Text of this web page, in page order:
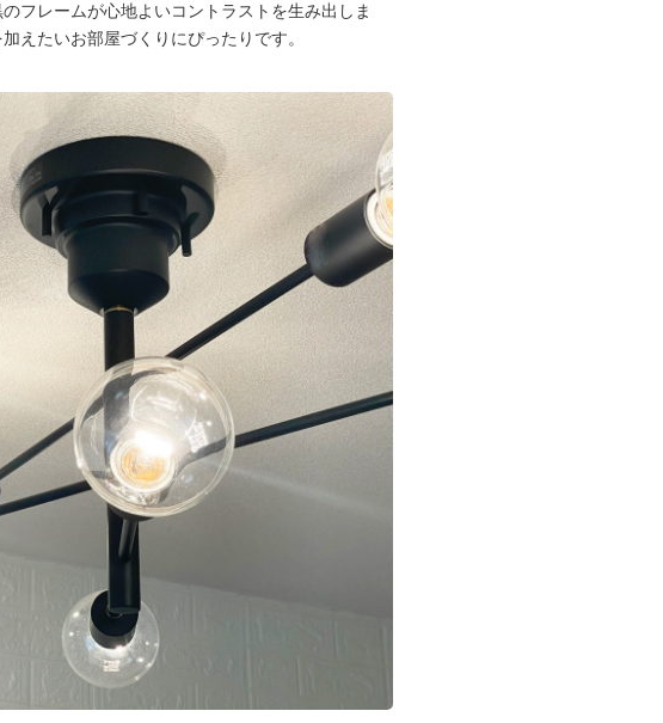
フレームが心地よいコントラストを生み出しま
えたいお部屋づくりにぴったりです。